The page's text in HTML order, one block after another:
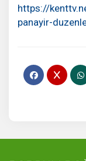
https://
panayir-